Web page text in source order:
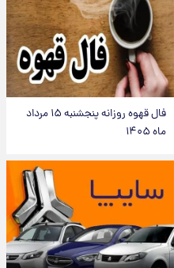
فال قهوه روزانه پنجشنبه ۱۵ مرداد
ماه ۱۴۰۵